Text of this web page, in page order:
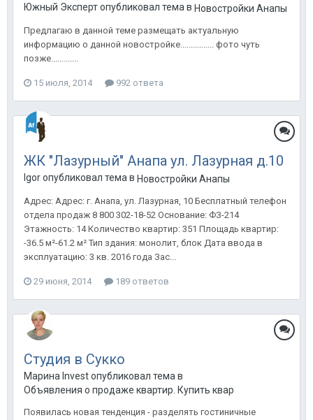
Южный Эксперт опубликовал тема в Новостройки Анапы
Предлагаю в данной теме размещать актуальную
информацию о данной новостройке................ фото чуть
позже.............
15 июля, 2014 992 ответа
ЖК "Лазурный" Анапа ул. Лазурная д.10
Igor опубликовал тема в Новостройки Анапы
Адрес: Адрес: г. Анапа, ул. Лазурная, 10 Бесплатный телефон
отдела продаж 8 800 302-18-52 Основание: ФЗ-214
Этажность: 14 Количество квартир: 351 Площадь квартир:
-36.5 м²-61.2 м² Тип здания: монолит, блок Дата ввода в
эксплуатацию: 3 кв. 2016 года Зас...
29 июня, 2014 189 ответов
Студия в Сукко
Марина Invest опубликовал тема в
Объявления о продаже квартир. Купить квартиру в Анапе.
Появилась новая тенденция - разделять гостиничные